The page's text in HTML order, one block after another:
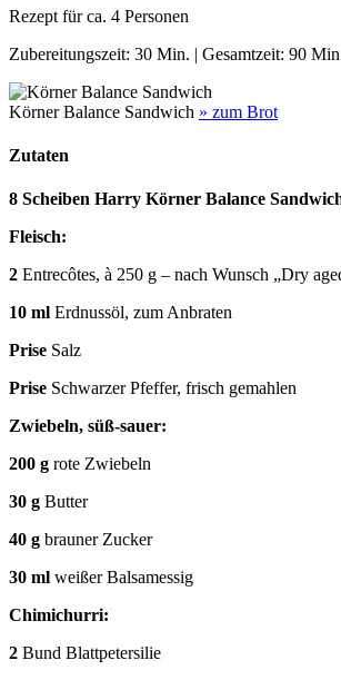
Rezept für ca. 4 Personen
Zubereitungszeit: 30 Min. | Gesamtzeit: 90
Körner Balance Sandwich » zum Brot
Zutaten
8 Scheiben Harry Körner Balance
Fleisch:
2 Entrecôtes, à 250 g – nach Wunsch „Dry
10 ml Erdnussöl, zum Anbraten
Prise Salz
Prise Schwarzer Pfeffer, frisch gemahlen
Zwiebeln, süß-sauer:
200 g rote Zwiebeln
30 g Butter
40 g brauner Zucker
30 ml weißer Balsamessig
Chimichurri:
2 Bund Blattpetersilie